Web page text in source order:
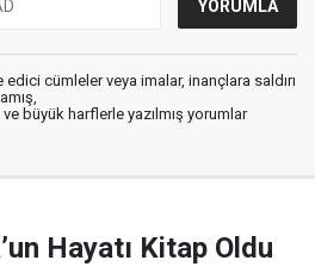
cümleler veya imalar, inançlara saldırı
büyük harflerle yazılmış yorumlar
Hayatı Kitap Oldu